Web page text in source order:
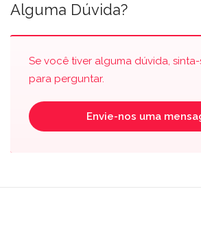
Alguma Dúvida?
Se você tiver alguma dúvida,
para perguntar.
Envie-nos uma